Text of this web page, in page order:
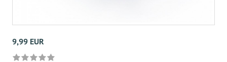
9,99 EUR